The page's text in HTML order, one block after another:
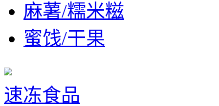
麻薯/糯米糍
蜜饯/干果
速冻食品